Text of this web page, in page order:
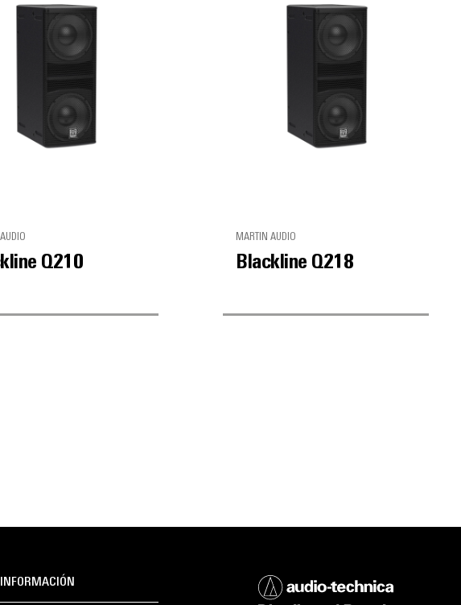
Q210
MARTIN AUDIO
Blackline Q218